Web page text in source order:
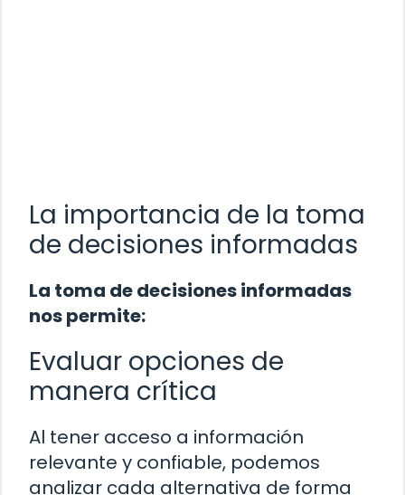
La importancia de la toma
de decisiones informadas
La toma de decisiones informadas
nos permite:
Evaluar opciones de
manera crítica
Al tener acceso a información
relevante y confiable, podemos
analizar cada alternativa de forma